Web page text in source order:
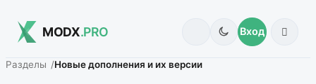
MODX.PRO Вход
Разделы Новые дополнения и их версии